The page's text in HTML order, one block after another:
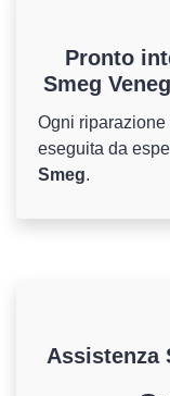
Pronto
Smeg
Ogni riparazione
eseguita da
Smeg.
Assistenza